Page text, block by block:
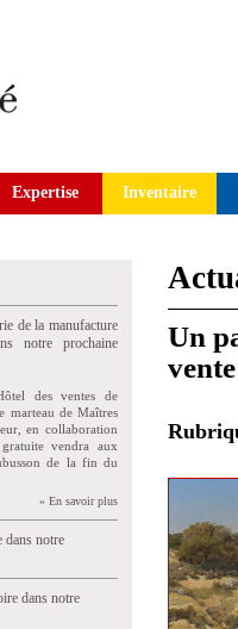
Expertise Inventaire
de la manufacture
notre prochaine
des ventes de
marteau de Maîtres
en collaboration
vendra aux
de la fin du
» En savoir plus
dans notre
dans notre
Un
vente